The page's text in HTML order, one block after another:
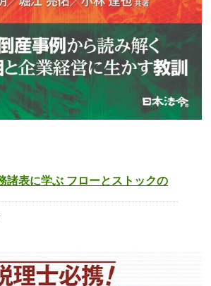
諸表に学ぶ フローとストックの